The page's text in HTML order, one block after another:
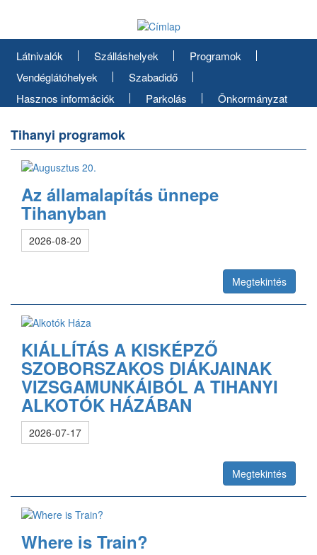
tartalomra
Látnivalók Szálláshelyek
Programok
Vendéglátóhelyek
Szabadidő
Hasznos információk
Parkolás Önkormányzat
Tihanyi programok
Az államalapítás ünnepe
Tihanyban
2026-08-20
Megtekintés
KIÁLLÍTÁS A KISKÉPZŐ
SZOBORSZAKOS DIÁKJAINAK
VIZSGAMUNKÁIBÓL A TIHANYI
ALKOTÓK HÁZÁBAN
2026-07-17
Megtekintés
Where is Train?